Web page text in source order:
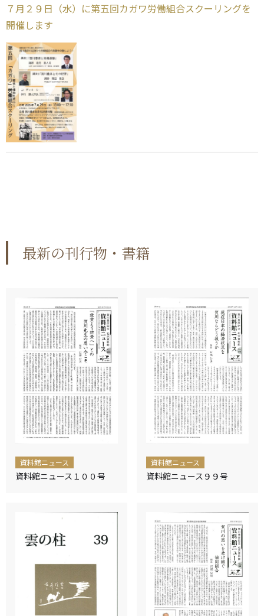
７月２９日（水）に第五回カガワ労働組合スクーリングを
開催します
最新の刊行物・書籍
資料館ニュース
資料館ニュース１００号
資料館ニュース
資料館ニュース９９号